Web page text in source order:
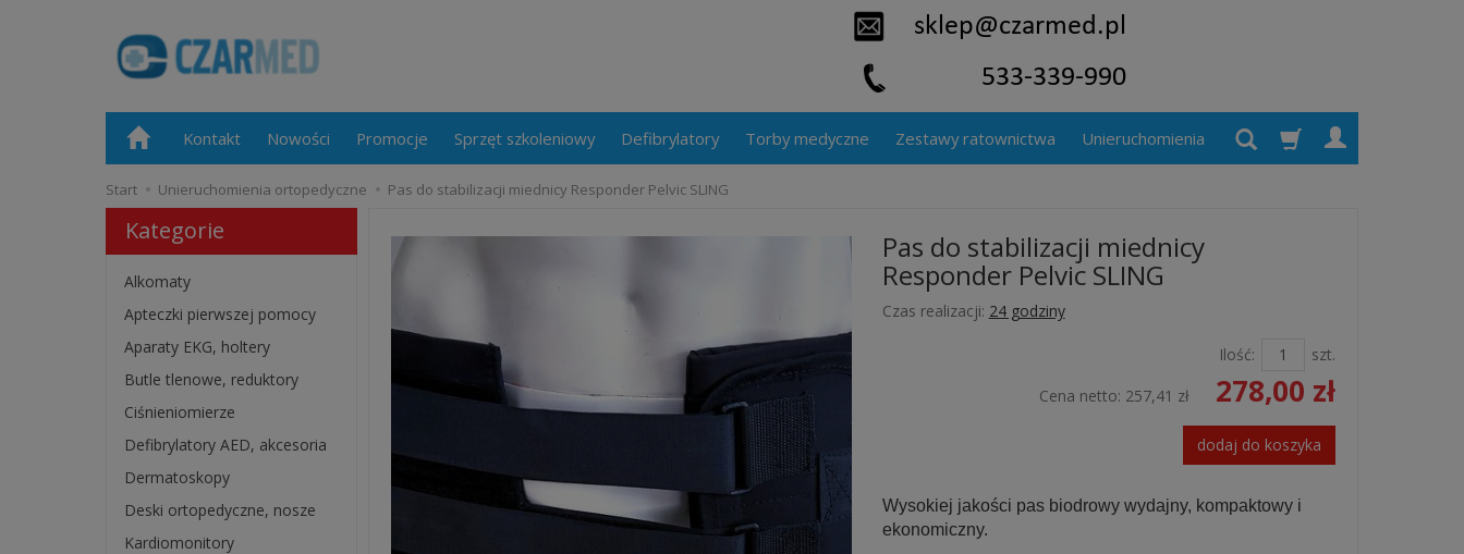
Kontakt Nowości Promocje Sprzęt szkoleniowy Defibrylatory Torby medyczne Zestawy ratownictwa Unieruchomienia
Start Unieruchomienia ortopedyczne Pas do stabilizacji miednicy Responder Pelvic SLING
Pas do stabilizacji miednicy
Responder Pelvic SLING
Czas realizacji: 24 godziny
Ilość:
szt.
Cena netto: 257,41 zł 278,00 zł
dodaj do koszyka
Wysokiej jakości pas biodrowy wydajny, kompaktowy i
ekonomiczny.
Kategorie
Alkomaty
Apteczki pierwszej pomocy
Aparaty EKG, holtery
Butle tlenowe, reduktory
Ciśnieniomierze
Defibrylatory AED, akcesoria
Dermatoskopy
Deski ortopedyczne, nosze
Kardiomonitory